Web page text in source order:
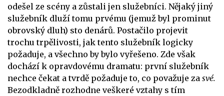
odešel ze scény a zůstali jen služebníci. Nějaký jiný
služebník dluží tomu prvému (jemuž byl prominut
obrovský dluh) sto denárů. Postačilo projevit
trochu trpělivosti, jak tento služebník logicky
požaduje, a všechno by bylo vyřešeno. Zde však
dochází k opravdovému dramatu: první služebník
nechce čekat a tvrdě požaduje to, co považuje za své.
Bezodkladně rozhodne veškeré vztahy s tím